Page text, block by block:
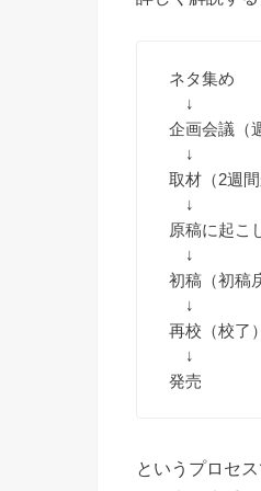
ネタ集め
↓
企画会議（
↓
取材（2週
↓
原稿に起こ
↓
初稿（初稿
↓
再校（校了）
↓
発売
というプロセ